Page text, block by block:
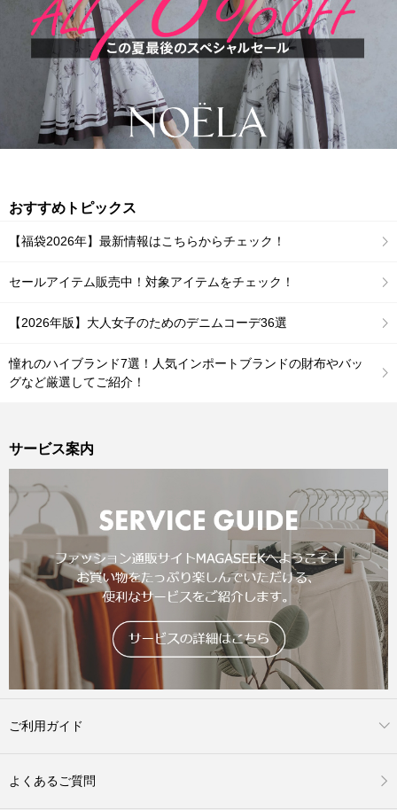
おすすめトピックス
【福袋2026年】最新情報はこちらからチェック！
セールアイテム販売中！対象アイテムをチェック！
【2026年版】大人女子のためのデニムコーデ36選
憧れのハイブランド7選！人気インポートブランドの財布やバッ
グなど厳選してご紹介！
サービス案内
ご利用ガイド
よくあるご質問